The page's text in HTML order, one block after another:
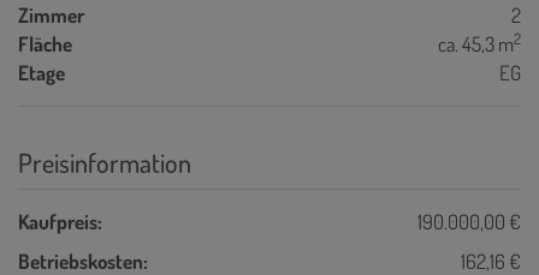
Zimmer
2
Fläche
ca. 45,3 m2
Etage EG
Preisinformation
Kaufpreis:
190.000,00 €
Betriebskosten:
162,16 €